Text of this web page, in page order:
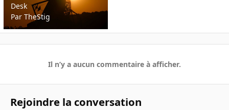
Desk
Par TheStig
Il n’y a aucun commentaire à afficher.
Rejoindre la conversation